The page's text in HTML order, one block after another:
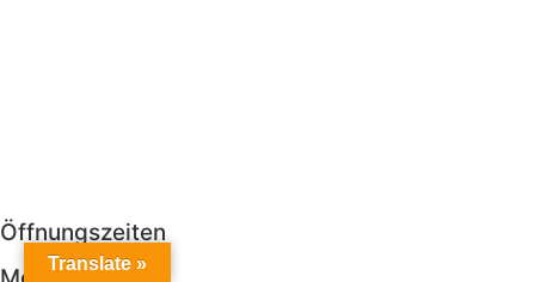
Öffnungszeiten
Translate »